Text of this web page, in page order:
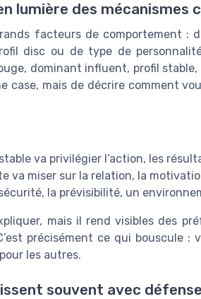
lumière des mécanismes
facteurs de comportement :
disc ou de type de
dominant influent, profil
case, mais de décrire comment
va privilégier l’action, les
miser sur la relation, la
la prévisibilité, un
mais il rend visibles des
précisément ce qui bouscule
les autres.
souvent avec